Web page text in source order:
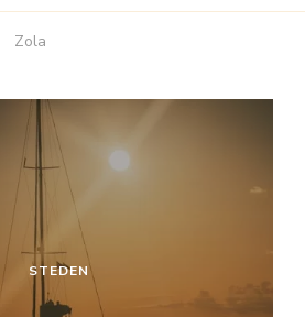
Zola
STEDEN